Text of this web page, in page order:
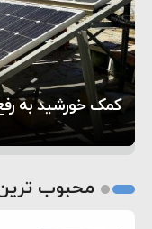
سپاه: دو
متوقف
۱۲:۵۹
ترامپ مدعی
حماس شد
۸:۵۷
اعتراض
به آمریکا
۱۶:۱۹
کمک خورشید به رفع
تحسین کارگردان
از عشق عمیق به
۵ شهر افسانه‌ای هخامنشی که هنوز هم زنده هستند
2
محبوب